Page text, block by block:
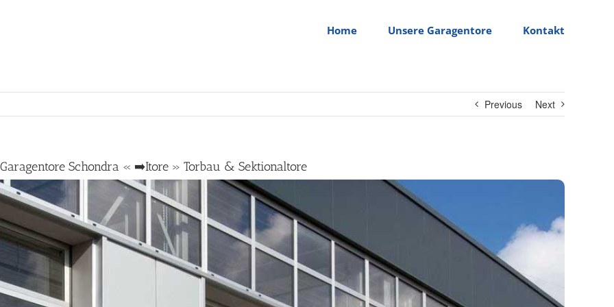
Home Unsere Garagentore Kontakt
Previous Next
Garagentore Schondra « ➡️Itore » Torbau & Sektionaltore